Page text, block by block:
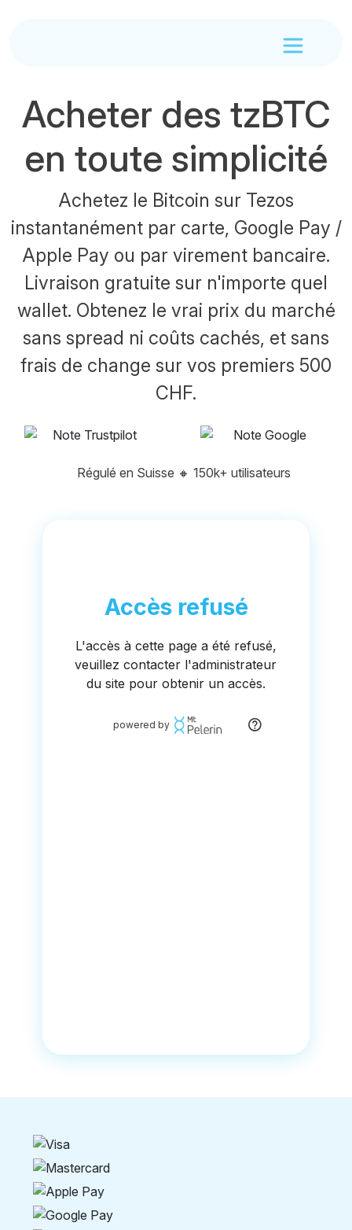
Acheter des tzBTC
en toute simplicité
Achetez le Bitcoin sur Tezos
instantanément par carte, Google Pay /
Apple Pay ou par virement bancaire.
Livraison gratuite sur n'importe quel
wallet. Obtenez le vrai prix du marché
sans spread ni coûts cachés, et sans
frais de change sur vos premiers 500
CHF.
Régulé en Suisse 🔸 150k+ utilisateurs